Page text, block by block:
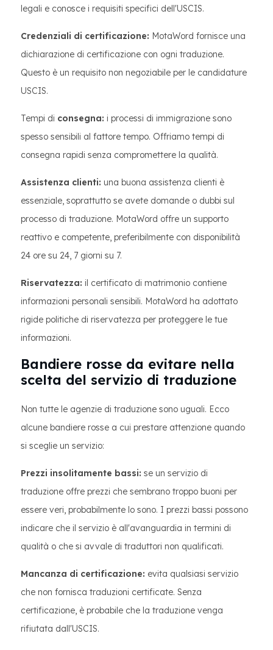
legali e conosce i requisiti specifici dell'USCIS.
Credenziali di certificazione: MotaWord fornisce una
dichiarazione di certificazione con ogni traduzione.
Questo è un requisito non negoziabile per le candidature
USCIS.
Tempi di consegna: i processi di immigrazione sono
spesso sensibili al fattore tempo. Offriamo tempi di
consegna rapidi senza compromettere la qualità.
Assistenza clienti: una buona assistenza clienti è
essenziale, soprattutto se avete domande o dubbi sul
processo di traduzione. MotaWord offre un supporto
reattivo e competente, preferibilmente con disponibilità
24 ore su 24, 7 giorni su 7.
Riservatezza: il certificato di matrimonio contiene
informazioni personali sensibili. MotaWord ha adottato
rigide politiche di riservatezza per proteggere le tue
informazioni.
Bandiere rosse da evitare nella
scelta del servizio di traduzione
Non tutte le agenzie di traduzione sono uguali. Ecco
alcune bandiere rosse a cui prestare attenzione quando
si sceglie un servizio:
Prezzi insolitamente bassi: se un servizio di
traduzione offre prezzi che sembrano troppo buoni per
essere veri, probabilmente lo sono. I prezzi bassi possono
indicare che il servizio è all'avanguardia in termini di
qualità o che si avvale di traduttori non qualificati.
Mancanza di certificazione: evita qualsiasi servizio
che non fornisca traduzioni certificate. Senza
certificazione, è probabile che la traduzione venga
rifiutata dall'USCIS.